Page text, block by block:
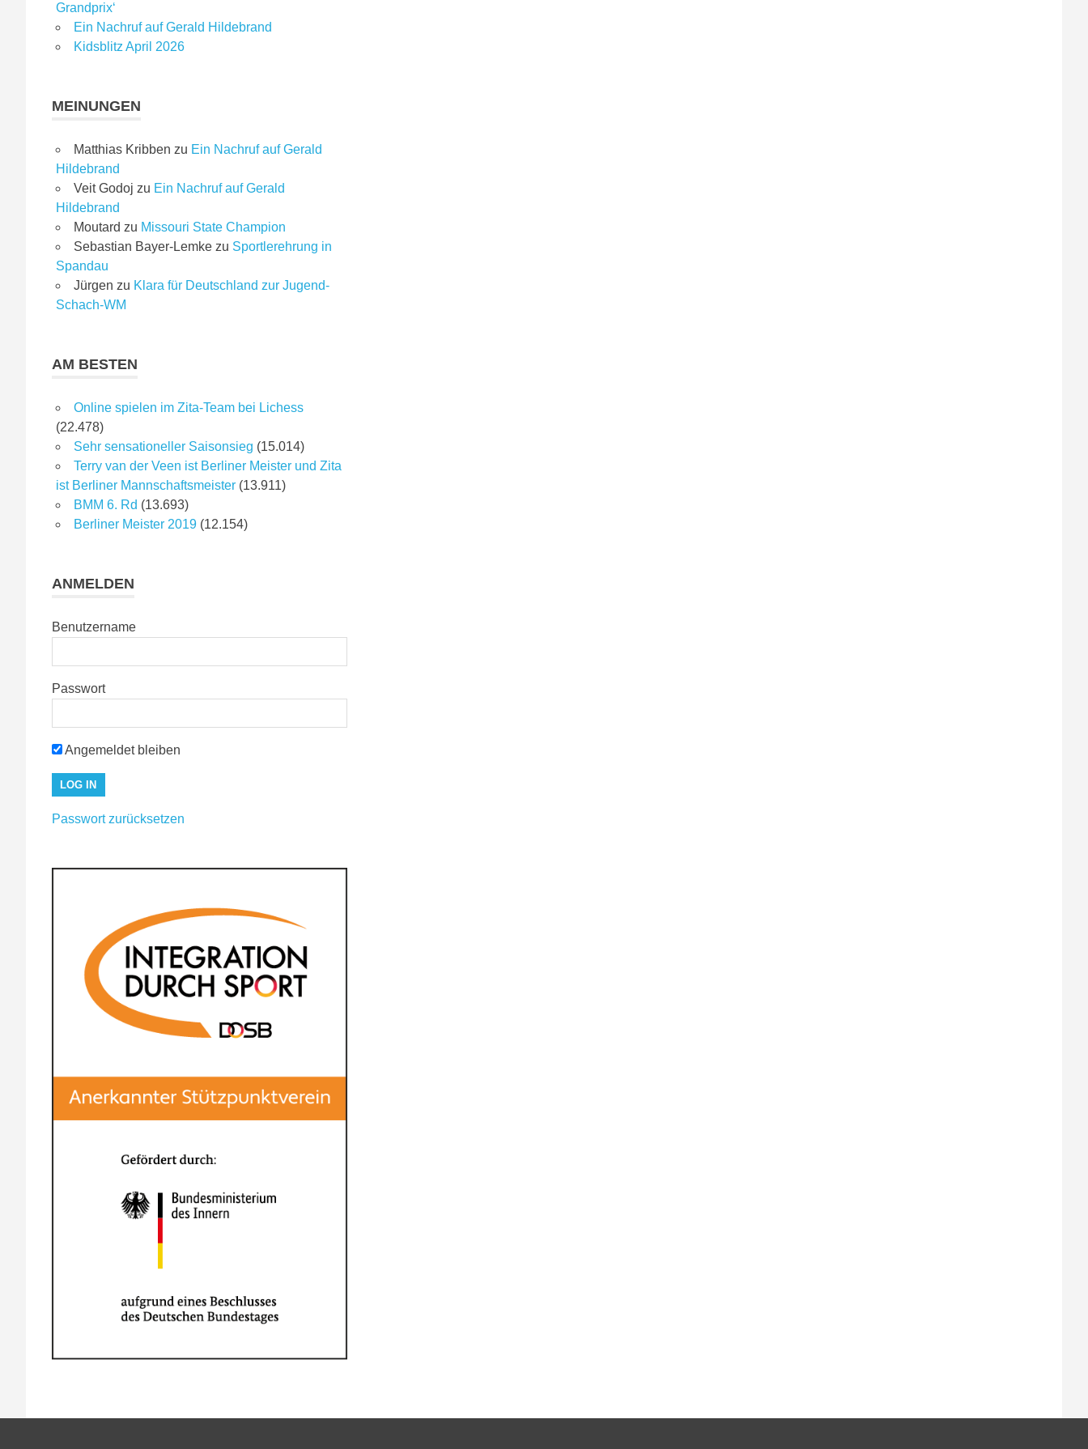
Grandprix‘
Ein Nachruf auf Gerald Hildebrand
Kidsblitz April 2026
MEINUNGEN
Matthias Kribben zu Ein Nachruf auf Gerald
Hildebrand
Veit Godoj zu Ein Nachruf auf Gerald
Hildebrand
Moutard zu Missouri State Champion
Sebastian Bayer-Lemkezu Sportlerehrung in
Spandau
Jürgen zu Klara für Deutschland zur Jugend-
Schach-WM
AM BESTEN
Online spielen im Zita-Team bei Lichess
(22.478)
Sehr sensationeller Saisonsieg (15.014)
Terry van der Veen ist Berliner Meister und Zita
ist Berliner Mannschaftsmeister (13.911)
BMM 6. Rd (13.693)
Berliner Meister 2019 (12.154)
ANMELDEN
Benutzername
Passwort
Angemeldet bleiben
Passwort zurücksetzen